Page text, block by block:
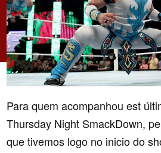
Para quem acompanhou est
Thursday Night SmackDown,
que tivemos logo no inicio do